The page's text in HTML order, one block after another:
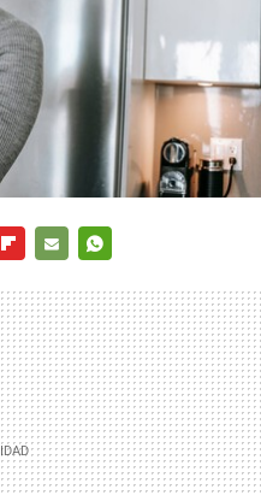
MAIL